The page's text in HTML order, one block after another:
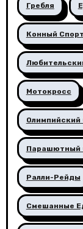
Гребля
Конный Спорт
Мотокросс
Олимпийский
Парашютный
Ралли-Рейды
Смешанные